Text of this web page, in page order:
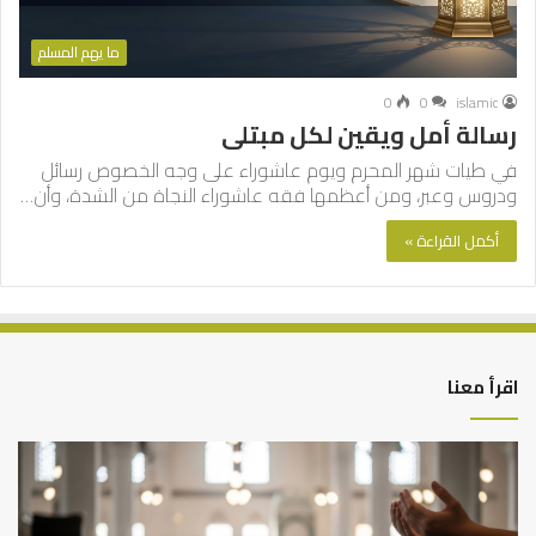
ما يهم المسلم
islamic
0
0
رسالة أمل ويقين لكل مبتلى
في طيات شهر المحرم ويوم عاشوراء على وجه الخصوص رسائل
ودروس وعبر، ومن أعظمها فقه عاشوراء النجاة من الشدة، وأن…
أكمل القراءة »
اقرأ معنا
أهم
أسباب
عدم
استجابة